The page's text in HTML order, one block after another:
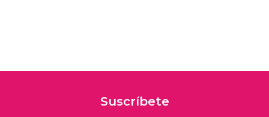
Suscríbete